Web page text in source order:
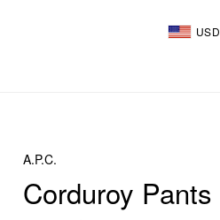
USD
A.P.C.
Corduroy Pants